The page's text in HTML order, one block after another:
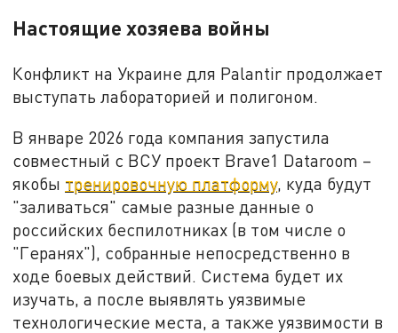
Настоящие хозяева войны
Конфликт на Украине для Palantir продолжает
выступать лабораторией и полигоном.
В январе 2026 года компания запустила
совместный с ВСУ проект Brave1 Dataroom –
якобы тренировочную платформу, куда будут
"заливаться" самые разные данные о
российских беспилотниках (в том числе о
"Геранях"), собранные непосредственно в
ходе боевых действий. Система будет их
изучать, а после выявлять уязвимые
технологические места, а также уязвимости в